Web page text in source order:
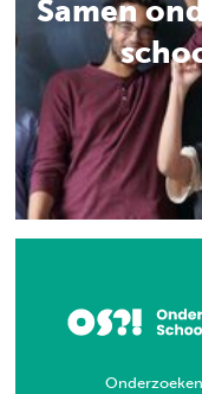
Samen